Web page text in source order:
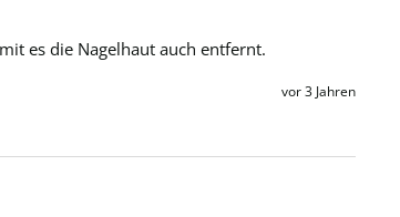
es die Nagelhaut auch entfernt.
vor 3 Jahren